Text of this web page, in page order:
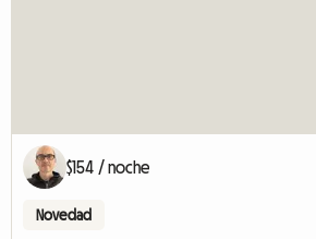
$154 / noche
Novedad